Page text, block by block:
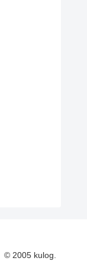
© 2005 kulog.